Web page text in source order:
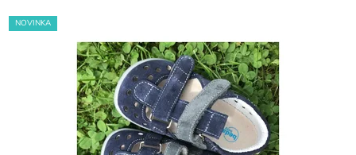
NOVINKA